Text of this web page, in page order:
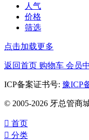
人气
价格
筛选
点击加载更多
返回首页 购物车 会员
ICP备案证书号: 豫ICP
© 2005-2026 牙总管商
 首页
 分类